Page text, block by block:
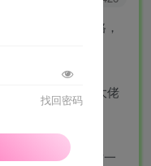
一格的二次元风格，
是为了方便懒人大佬
上通用流传，本站一
找回密码